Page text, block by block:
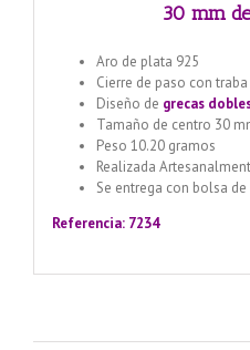
30 mm
Aro de plata 925
Cierre de paso con traba
Diseño de grecas
Tamaño de centro 30
Peso 10.20 gramos
Realizada
Se entrega con bolsa
Referencia: 7234